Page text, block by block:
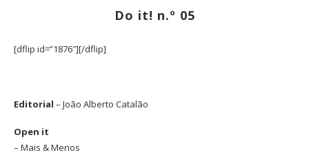
Do it! n.º 05
[dflip id=”1876″][/dflip]
Editorial – João Alberto Catalão
Open it
– Mais & Menos